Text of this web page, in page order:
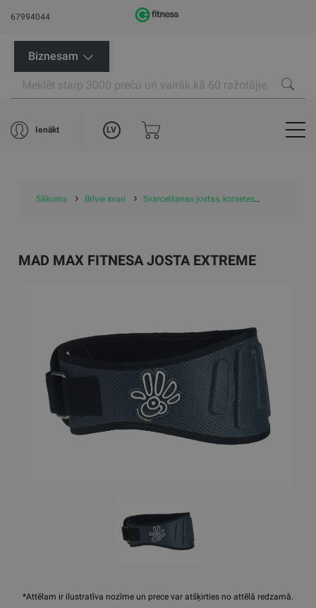
67994044
Biznesam
Ienākt LV
Sākums Brīvie svari Svarcelšanas jostas, korsetes
*Attēlam ir ilustratīva nozīme un prece var atšķirties no attēlā redzamā.
MAD MAX FITNESA JOSTA EXTREME